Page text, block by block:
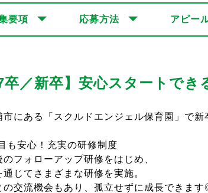
要項 応募方法 アピー
卒／新卒】安心スタートで
市にある「スクルドエンジェル保育園」で新
も安心！充実の研修制度
のフォローアップ研修をはじめ、
通じてさまざまな研修を実施。
の交流機会もあり、孤立せずに成長できま